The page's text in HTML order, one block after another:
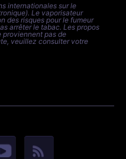
internationales sur le
Le vaporisateur
des risques pour le fumeur
arrêter le tabac. Les propos
proviennent pas de
veuillez consulter votre